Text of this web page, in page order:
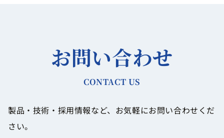
お問い合わせ
CONTACT US
製品・技術・採用情報など、お気軽にお問い合わせくだ
さい。